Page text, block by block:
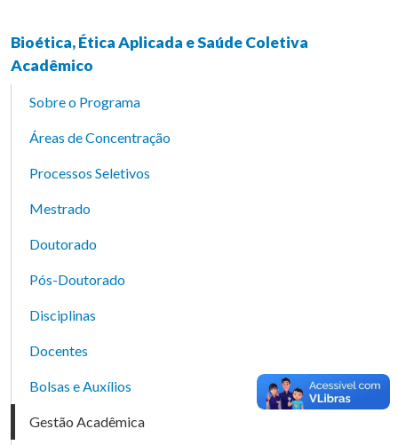
Bioética, Ética Aplicada e Saúde Coletiva
Acadêmico
Sobre o Programa
Áreas de Concentração
Processos Seletivos
Mestrado
Doutorado
Pós-Doutorado
Disciplinas
Docentes
Bolsas e Auxílios
Gestão Acadêmica